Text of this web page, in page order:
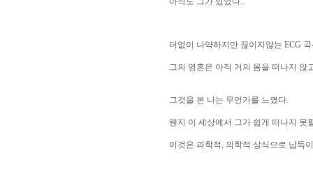
더없이 나약하지만 끊이지않는 ECG
그의 영혼은 아직 거의 몸을 떠나지 않
그것을 본 나는 무언가를 느꼈다.
웬지 이 세상에서 그가 쉽게 떠나지 못
이것은 과학적, 의학적 상식으로 납득